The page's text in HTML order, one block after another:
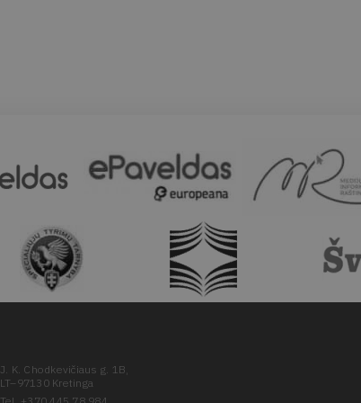
J. K. Chodkevičiaus g. 1B,
LT–97130 Kretinga